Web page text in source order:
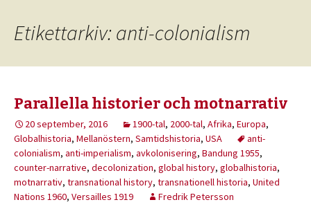
Etikettarkiv: anti-colonialism
Parallella historier och motnarrativ
20 september, 2016 1900-tal, 2000-tal, Afrika, Europa,
Globalhistoria, Mellanöstern, Samtidshistoria, USA
anti-
colonialism, anti-imperialism, avkolonisering, Bandung 1955,
counter-narrative, decolonization, global history, globalhistoria,
motnarrativ, transnational history, transnationell historia, United
Nations 1960, Versailles 1919 Fredrik Petersson